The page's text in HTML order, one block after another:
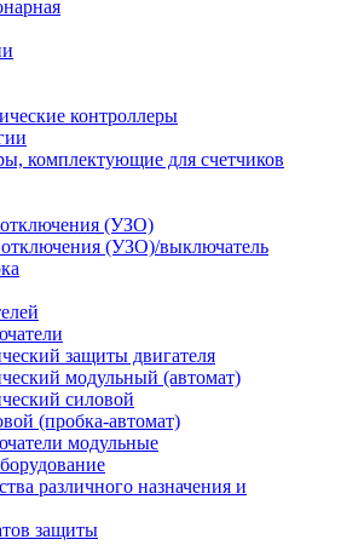
контроллеры
комплектующие для счетчиков
отключения (УЗО)
(УЗО)/выключатель
защиты двигателя
модульный (автомат)
силовой
(пробка-автомат)
модульные
различного назначения и
защиты